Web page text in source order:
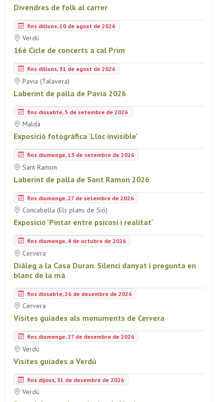
Divendres de folk al carrer
fins dilluns, 10 de agost de 2026
Verdú
16è Cicle de concerts a cal Prim
fins dilluns, 31 de agost de 2026
Pavia (Talavera)
Laberint de palla de Pavia 2026
fins dissabte, 5 de setembre de 2026
Maldà
Exposició fotogràfica 'Lloc invisible'
fins diumenge, 13 de setembre de 2026
Sant Ramon
Laberint de palla de Sant Ramon 2026
fins diumenge, 27 de setembre de 2026
Concabella (Els plans de Sió)
Exposició 'Pintar entre psicosi i realitat'
fins diumenge, 4 de octubre de 2026
Cervera
Diàleg a la Casa Duran. Silenci danyat i pregunta en
blanc de la mà
fins dissabte, 26 de desembre de 2026
Cervera
Visites guiades als monuments de Cervera
fins diumenge, 27 de desembre de 2026
Verdú
Visites guiades a Verdú
fins dijous, 31 de desembre de 2026
Verdú